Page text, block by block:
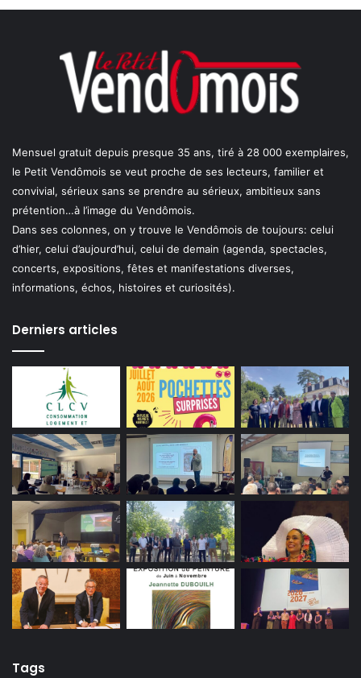
Mensuel gratuit depuis presque 35 ans, tiré à 28 000 exemplaires,
le Petit Vendômois se veut proche de ses lecteurs, familier et
convivial, sérieux sans se prendre au sérieux, ambitieux sans
prétention…à l’image du Vendômois.
Dans ses colonnes, on y trouve le Vendômois de toujours: celui
d’hier, celui d’aujourd’hui, celui de demain (agenda, spectacles,
concerts, expositions, fêtes et manifestations diverses,
informations, échos, histoires et curiosités).
Derniers articles
Tags